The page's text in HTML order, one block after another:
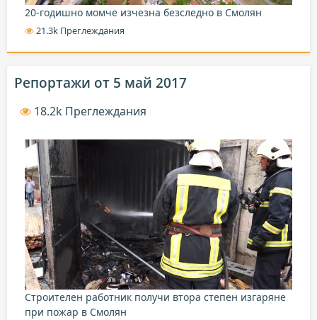
20-годишно момче изчезна безследно в Смолян
21.3k Преглеждания
Репортажи от 5 май 2017
18.2k Преглеждания
Строителен работник получи втора степен изгаряне
при пожар в Смолян